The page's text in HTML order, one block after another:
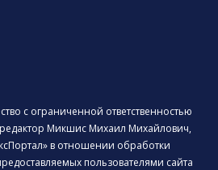
с ограниченной ответственностью
Микшис Михаил Михайлович,
в отношении обработки
пользователями сайта